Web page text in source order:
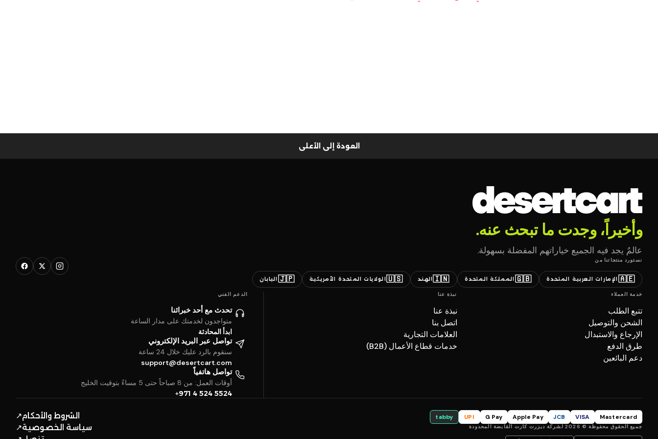
العودة إلى الأعلى
وأخيراً، وجدت ما تبحث عنه.
عالمٌ يجد فيه الجميع خياراتهم المفضلة بسهولة.
نستورد منتجاتنا من
🇦🇪 الإمارات العربية المتحدة 🇬🇧 المملكة المتحدة 🇮🇳الهند 🇺🇸الولايات المتحدة الأمريكية 🇯🇵 اليابان
خدمة العملاء
تتبع الطلب
الشحن والتوصيل
الإرجاع والاستبدال
طرق الدفع
دعم البائعين
نبذة عنا
نبذة عنا
اتصل بنا
العلامات التجارية
خدمات قطاع الأعمال (B2B)
الدعم الفني
تحدث مع أحد خبرائنا
متواجدون لخدمتك على مدار الساعة
ابدأ المحادثة
تواصل عبر البريد الإلكتروني
سنقوم بالرد عليك خلال 24 ساعة
support@desertcart.com
تواصل هاتفياً
أوقات العمل: من 8 صباحاً حتى 5 مساءً بتوقيت الخليج
+971 4 524 5524
Mastercard
VISA
JCB
Apple Pay
G Pay
UPI
tabby
جميع الحقوق محفوظة © 2026 لشركة ديزرت كارت القابضة المحدودة
الشروط والأحكام↗
سياسة الخصوصية↗